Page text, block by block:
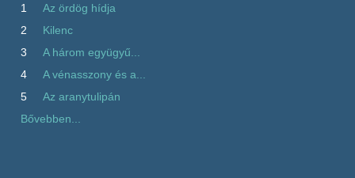
1
Az ördög hídja
2
Kilenc
3
A három együgyű...
4
A vénasszony és a...
5
Az aranytulipán
Bővebben...